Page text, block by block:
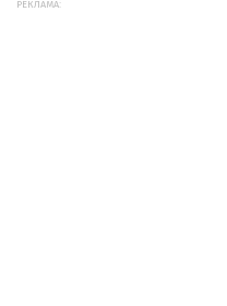
РЕКЛАМА: